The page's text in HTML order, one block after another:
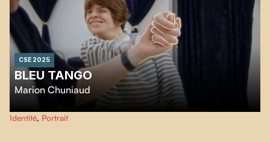
CSE 2025
BLEU TANGO
Marion Chuniaud
Née muette, Azalia s'exprime par son corps, son art la libérant des limites
sociales et physiques de sa paralysie cérébrale.
Identité, Portrait